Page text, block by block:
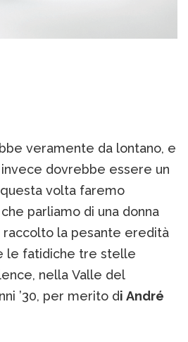
veramente da lontano, e
dovrebbe essere un
questa volta faremo
parliamo di una donna
raccolto la pesante eredità
le fatidiche tre stelle
nella Valle del
’30, per merito di André